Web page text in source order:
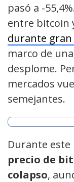
pasó a -
entre bitcoin
durante gran
marco de
desplome.
mercados
semejantes.
Durante este
precio de
colapso,